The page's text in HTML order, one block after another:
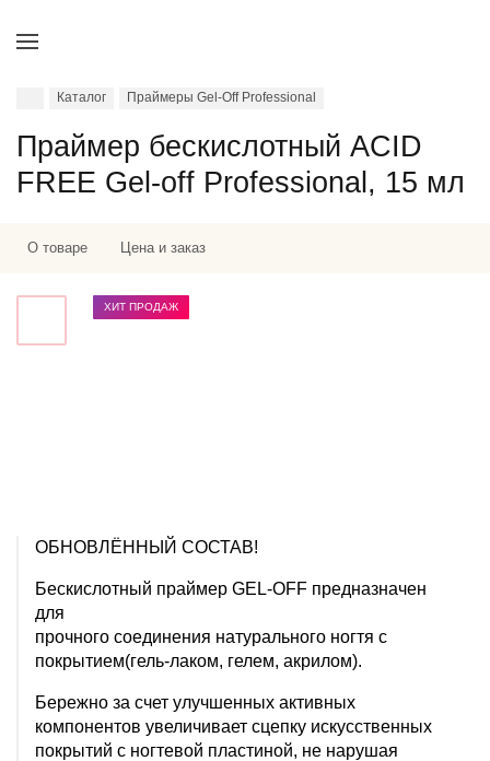
Каталог Праймеры Gel-Off Professional
Праймер бескислотный ACID
FREE Gel-off Professional, 15 мл
О товаре Цена и заказ
ХИТ ПРОДАЖ
ОБНОВЛЁННЫЙ СОСТАВ!
Бескислотный праймер GEL-OFF предназначен
для
прочного соединения натурального ногтя с
покрытием(гель-лаком, гелем, акрилом).
Бережно за счет улучшенных активных
компонентов увеличивает сцепку искусственных
покрытий с ногтевой пластиной, не нарушая